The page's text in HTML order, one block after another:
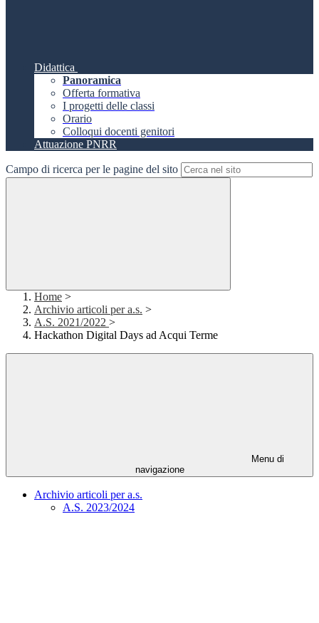
Didattica
Panoramica
Offerta formativa
I progetti delle classi
Orario
Colloqui docenti genitori
Attuazione PNRR
Campo di ricerca per le pagine del sito
Home >
Archivio articoli per a.s. >
A.S. 2021/2022 >
Hackathon Digital Days ad Acqui Terme
Menu di
navigazione
Archivio articoli per a.s.
A.S. 2023/2024